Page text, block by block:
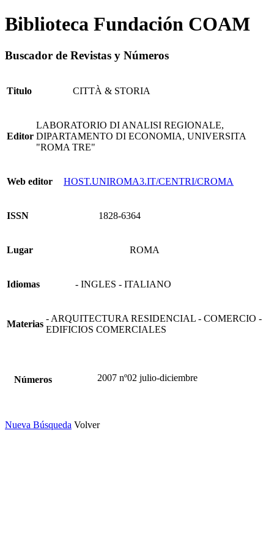
Biblioteca Fundación COAM
Buscador de Revistas y Números
Titulo CITTÀ & STORIA
Editor
LABORATORIO DI ANALISI REGIONALE,
DIPARTAMENTO DI ECONOMIA, UNIVERSITA
"ROMA TRE"
Web editor HOST.UNIROMA3.IT/CENTRI/CROMA
ISSN 1828-6364
Lugar ROMA
Idiomas - INGLES - ITALIANO
Materias
- ARQUITECTURA RESIDENCIAL - COMERCIO -
EDIFICIOS COMERCIALES
Números 2007 nº02 julio-diciembre
Nueva Búsqueda Volver